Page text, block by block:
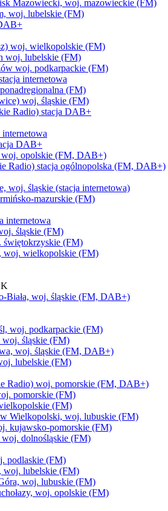
Mazowiecki, woj. mazowieckie (FM)
woj. lubelskie (FM)
woj. wielkopolskie (FM)
woj. lubelskie (FM)
woj. podkarpackie (FM)
internetowa
(FM)
woj. śląskie (FM)
Radio) stacja DAB+
internetowa
DAB+
woj. opolskie (FM, DAB+)
Radio) stacja ogólnopolska (FM, DAB+)
woj. śląskie (stacja internetowa)
mazurskie (FM)
internetowa
śląskie (FM)
świętokrzyskie (FM)
woj. wielkopolskie (FM)
Biała, woj. śląskie (FM, DAB+)
woj. podkarpackie (FM)
woj. śląskie (FM)
woj. śląskie (FM, DAB+)
lubelskie (FM)
Radio) woj. pomorskie (FM, DAB+)
pomorskie (FM)
(FM)
Wielkopolski, woj. lubuskie (FM)
kujawsko-pomorskie (FM)
woj. dolnośląskie (FM)
podlaskie (FM)
woj. lubelskie (FM)
woj. lubuskie (FM)
woj. opolskie (FM)